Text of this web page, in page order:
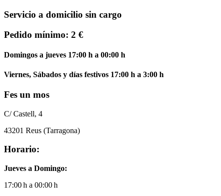
Servicio a domicilio sin cargo
Pedido mínimo: 2 €
Domingos a jueves 17:00 h a 00:00 h
Viernes, Sábados y días festivos 17:00 h a 3:00 h
Fes un mos
C/ Castell, 4
43201 Reus (Tarragona)
Horario:
Jueves a Domingo:
17:00 h a 00:00 h